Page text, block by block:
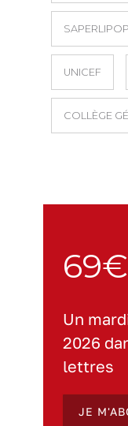
UNICEF
COLLÈGE
69€
Un
2026
lettres
JE